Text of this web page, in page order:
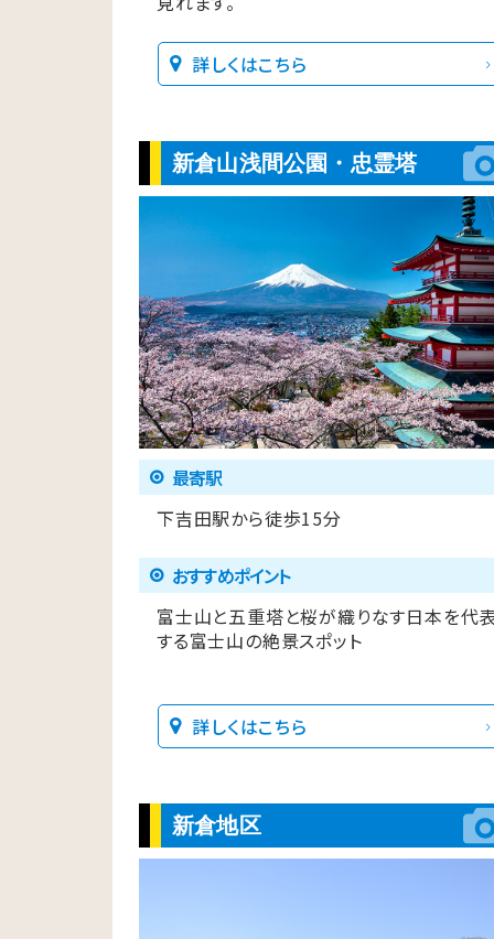
詳しくはこちら
新倉山浅間公園・忠霊塔
最寄駅
下吉田駅から徒歩15分
おすすめポイント
富士山と五重塔と桜が織りなす日本を代
する富士山の絶景スポット
詳しくはこちら
新倉地区